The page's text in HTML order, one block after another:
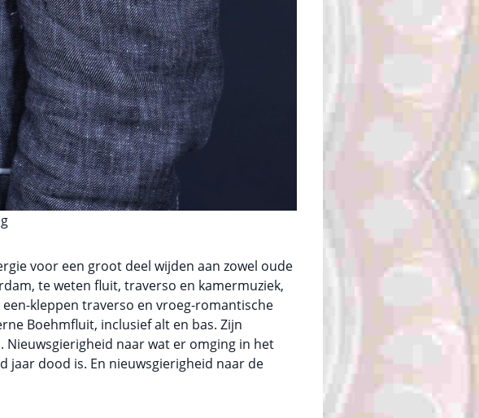
voor een groot deel wijden aan zowel oude
te weten fluit, traverso en kamermuziek,
kleppen traverso en vroeg-romantische
Boehmfluit, inclusief alt en bas. Zijn
naar wat er omging in het
jaar dood is. En nieuwsgierigheid naar de